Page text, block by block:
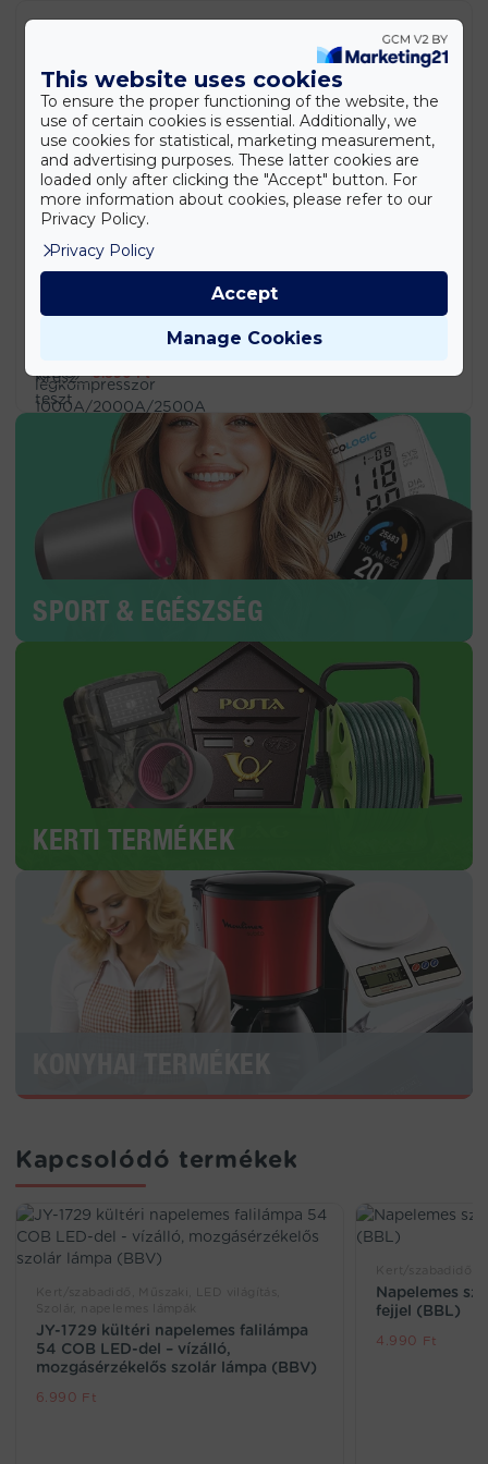
Stanley SXWTD-FT585 2 az 1-ben összecsukható
molnárkocsi és platformkocsi – 137 kg teherbírás
(EDC)
42.990Ft
Stanley SDH700 700 W ütvefúró – 13 mm-es
tokmánnyal (EDC)
20.990Ft
PowerStart Q15 – hordozható bikázó és
légkompresszor 1000A/2000A/2500A (BBD)
Retro Kresz teszt társasjáték – közlekedési oktató
játék kicsiknek és nagyoknak (BBMJ)
5.890Ft
SPORT & EGÉSZSÉG
KERTI TERMÉKEK
Kapcsolódó termékek
JY-1729 kültéri napelemes falilámpa
54 COB LED-del – vízálló,
mozgásérzékelős szolár lámpa (BBV)
6.990 Ft
Napelemes
fejjel (BBL)
4.990 Ft
This website uses cookies
To ensure the proper functioning of the website, the
use of certain cookies is essential. Additionally, we
use cookies for statistical, marketing measurement,
and advertising purposes. These latter cookies are
loaded only after clicking the "Accept" button. For
more information about cookies, please refer to our
Privacy Policy.
Privacy Policy
Manage Cookies
Accept